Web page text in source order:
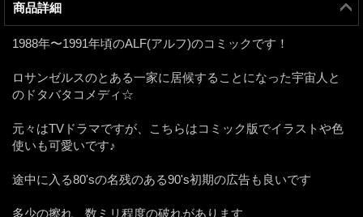
商品詳細
1988年〜1991年頃のALF(アルフ)のコミックです！
ロサンゼルスのとある一家に居候することになった宇宙人と
のドタバタコメディ☆
元々はTVドラマですが、こちらはコミック版でイラストや色
使いも可愛いです♪
途中に入る80'sの名残のある90's初期の広告も良いです
多少の擦れ、数ミリ程度の破れがあります